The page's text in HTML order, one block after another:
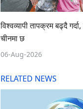
विश्वव्यापी तापक्रम बढ्दै
चीनमा छ
06-Aug-2026
RELATED NEWS